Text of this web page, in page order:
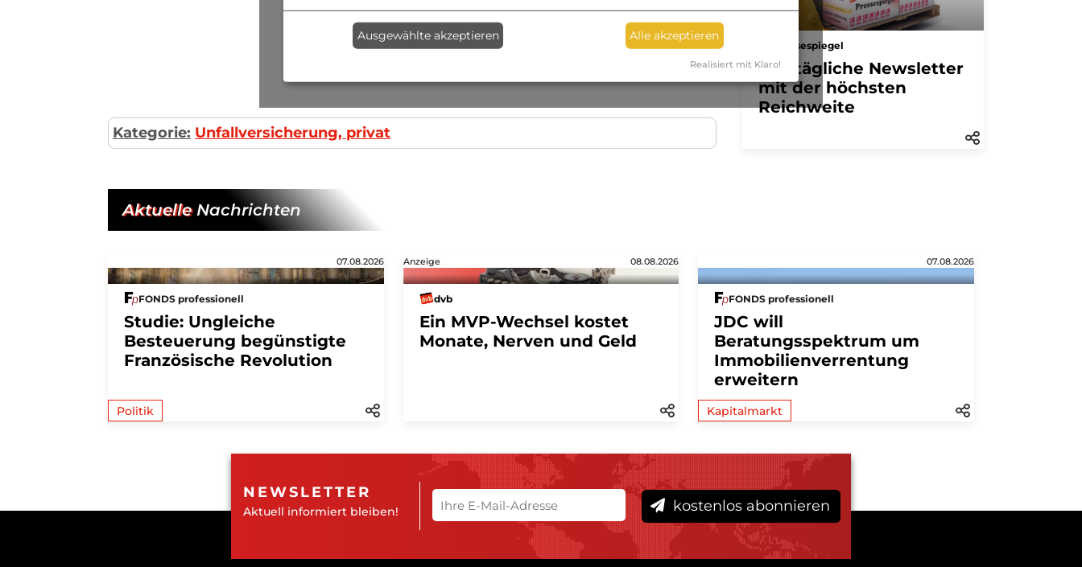
Kategorie: Unfallversicherung, privat
Pressespiegel
Der tägliche Newsletter
mit der höchsten
Reichweite
AktuelleNachrichten
07.08.2026
FONDS professionell
Studie: Ungleiche
Besteuerung begünstigte
Französische Revolution
Politik
Anzeige 08.08.2026
dvb
Ein MVP-Wechsel kostet
Monate, Nerven und Geld
07.08.2026
FONDS professionell
JDC will
Beratungsspektrum um
Immobilienverrentung
erweitern
Kapitalmarkt
NEWSLETTER
Aktuell informiert bleiben! kostenlos abonnieren
Ausgewählte akzeptieren Alle akzeptieren
Realisiert mit Klaro!